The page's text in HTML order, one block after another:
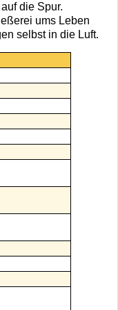
die Spur.
ums Leben
selbst in die Luft.